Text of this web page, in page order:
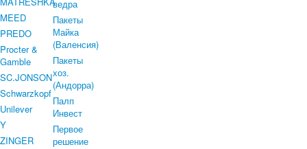
MEED
PREDO
Procter &
Gamble
SC.JONSON
Schwarzkopf
Unilever
Y
ZINGER
ведра
Пакеты
Майка
(Валенсия)
Пакеты
хоз.
(Андорра)
Палп
Инвест
Первое
решение